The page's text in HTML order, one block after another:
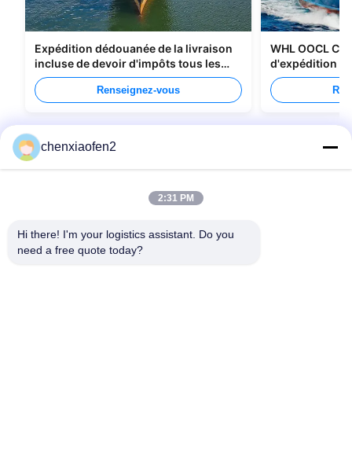
Expédition dédouanée de la livraison
incluse de devoir d'impôts tous les
types d'emballage
Renseignez-vous
WHL OOCL
d'expédition
Chine au
chenxiaofen2
2:31 PM
Hi there! I'm your logistics assistant. Do you
need a free quote today?